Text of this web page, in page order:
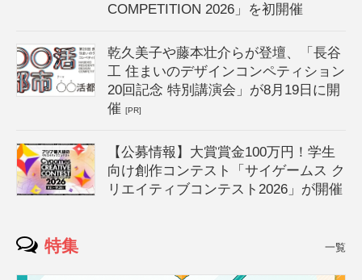
COMPETITION 2026」を初開催
乾久美子や藤本壮介らが登壇、「長谷
工 住まいのデザインコンペティション
20回記念 特別講演会」が8月19日に開
催[PR]
【公募情報】大賞賞金100万円！学生
向け創作コンテスト「サイゲームス ク
リエイティブコンテスト2026」が開催
特集 一覧